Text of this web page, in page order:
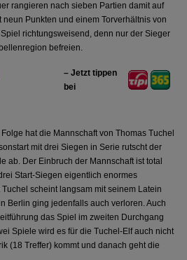
rangieren nach sieben Partien damit auf
Punkten und einem Torverhältnis von
richtungsweisend, denn nur der Sieger
befreien.
– Jetzt tippen
bei
hat die Mannschaft von Thomas Tuchel
mit drei Siegen in Serie rutscht der
ab. Der Einbruch der Mannschaft ist total
Start-Siegen eigentlich enormes
scheint langsam mit seinem Latein
Berlin ging jedenfalls auch verloren. Auch
das Spiel im zweiten Durchgang
Spiele wird es für die Tuchel-Elf auch nicht
(18 Treffer) kommt und danach geht die